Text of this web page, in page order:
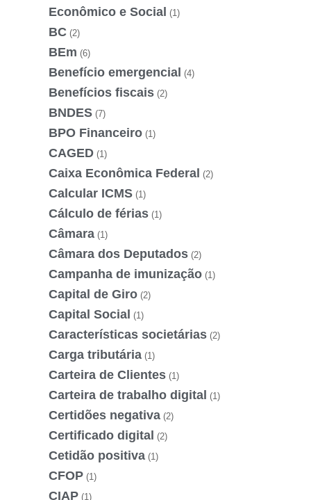
Econômico e Social (1)
BC (2)
BEm (6)
Benefício emergencial (4)
Benefícios fiscais (2)
BNDES (7)
BPO Financeiro (1)
CAGED (1)
Caixa Econômica Federal (2)
Calcular ICMS (1)
Cálculo de férias (1)
Câmara (1)
Câmara dos Deputados (2)
Campanha de imunização (1)
Capital de Giro (2)
Capital Social (1)
Características societárias (2)
Carga tributária (1)
Carteira de Clientes (1)
Carteira de trabalho digital (1)
Certidões negativa (2)
Certificado digital (2)
Cetidão positiva (1)
CFOP (1)
CIAP (1)